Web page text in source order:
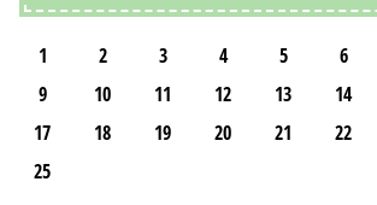
1 2 3 4 5 6
9
10 11 12 13 14
17
18 19 20 21 22
25